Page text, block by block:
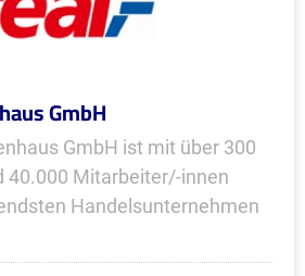
GmbH
GmbH ist mit über 300
40.000 Mitarbeiter/-innen
Handelsunternehmen